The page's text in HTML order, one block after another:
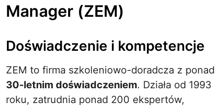
Manager (ZEM)
Doświadczenie i kompetencje
ZEM to firma szkoleniowo-doradcza z ponad
30-letnim doświadczeniem. Działa od 1993
roku, zatrudnia ponad 200 ekspertów,